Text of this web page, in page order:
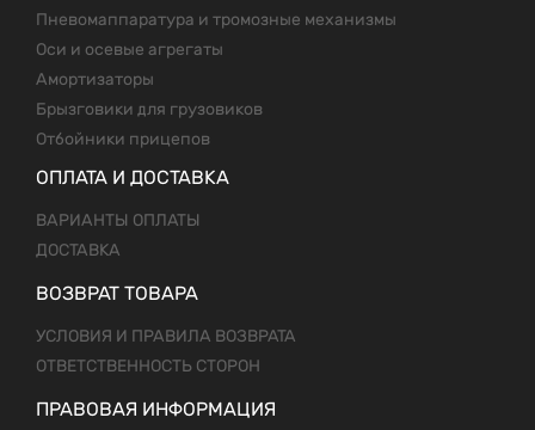
Пневомаппаратура и тромозные механизмы
Оси и осевые агрегаты
Амортизаторы
Брызговики для грузовиков
Отбойники прицепов
ОПЛАТА И ДОСТАВКА
ВАРИАНТЫ ОПЛАТЫ
ДОСТАВКА
ВОЗВРАТ ТОВАРА
УСЛОВИЯ И ПРАВИЛА ВОЗВРАТА
ОТВЕТСТВЕННОСТЬ СТОРОН
ПРАВОВАЯ ИНФОРМАЦИЯ